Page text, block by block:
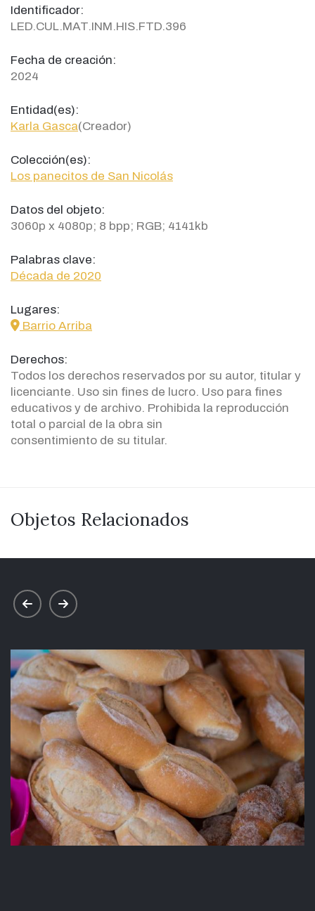
Identificador:
LED.CUL.MAT.INM.HIS.FTD.396
Fecha de creación:
2024
Entidad(es):
Karla Gasca(Creador)
Colección(es):
Los panecitos de San Nicolás
Datos del objeto:
3060p x 4080p; 8 bpp; RGB; 4141kb
Palabras clave:
Década de 2020
Lugares:
icon
Barrio Arriba
Derechos:
Todos los derechos reservados por su autor, titular y
licenciante. Uso sin fines de lucro. Uso para fines
educativos y de archivo. Prohibida la reproducción
total o parcial de la obra sin
consentimiento de su titular.
Objetos Relacionados
prev next